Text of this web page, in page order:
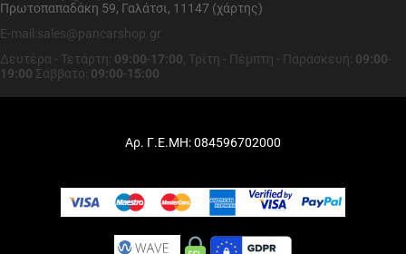
Πρωτοπαπαδάκη 59, Γαλάτσι, 11147 (χάρτης)
E-mail:sales@pancarshop.gr
Δευτέρα - Τετάρτη: 09:00-17:00, Τρίτη - Πέμπτη - Παρασκευή: 09:00-
19:00 Σάββατο: 09:00-15:00
Αρ. Γ.Ε.ΜΗ: 084596702000